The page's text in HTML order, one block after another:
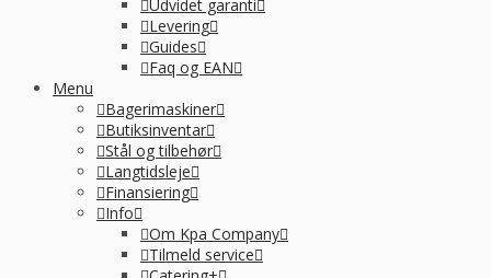
Udvidet garanti
Levering
Guides
Faq og EAN
Menu
Bagerimaskiner
Butiksinventar
Stål og tilbehør
Langtidsleje
Finansiering
Info
Om Kpa Company
Tilmeld service